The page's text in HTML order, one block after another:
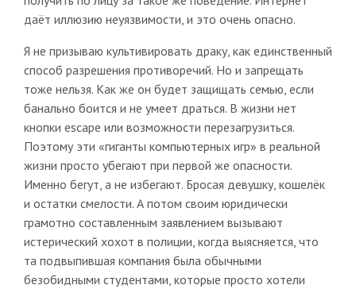
даёт иллюзию неуязвимости, и это очень опасно.
Я не призываю культивировать драку, как единственный
способ разрешения противоречий. Но и запрещать
тоже нельзя. Как же он будет защищать семью, если
банально боится и не умеет драться. В жизни нет
кнопки escape или возможности перезагрузиться.
Поэтому эти «гиганты компьютерных игр» в реальной
жизни просто убегают при первой же опасности.
Именно бегут, а не избегают. Бросая девушку, кошелёк
и остатки смелости. А потом своим юридически
грамотно составленным заявлением вызывают
истерический хохот в полиции, когда выясняется, что
та подвыпившая компания была обычными
безобидными студентами, которые просто хотели